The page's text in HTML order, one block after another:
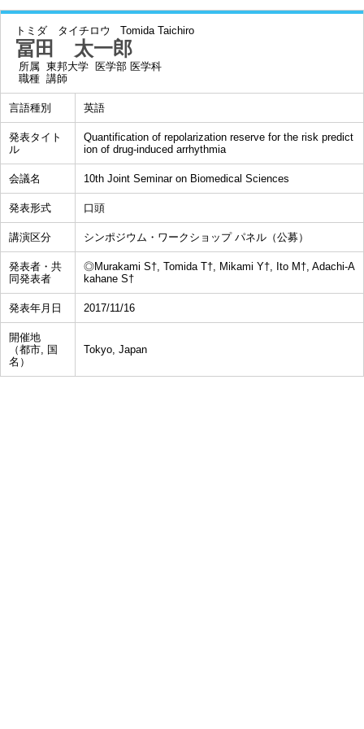
トミダ タイチロウ Tomida Taichiro
冨田 太一郎
所属 東邦大学 医学部 医学科
職種 講師
言語種別 英語
発表タイト
ル
Quantification of repolarization reserve for the risk predict
ion of drug-induced arrhythmia
会議名 10th Joint Seminar on Biomedical Sciences
発表形式 口頭
講演区分 シンポジウム・ワークショップ パネル（公募）
発表者・共
同発表者
◎Murakami S†, Tomida T†, Mikami Y†, Ito M†, Adachi-A
kahane S†
発表年月日 2017/11/16
開催地
（都市, 国
名）
Tokyo, Japan